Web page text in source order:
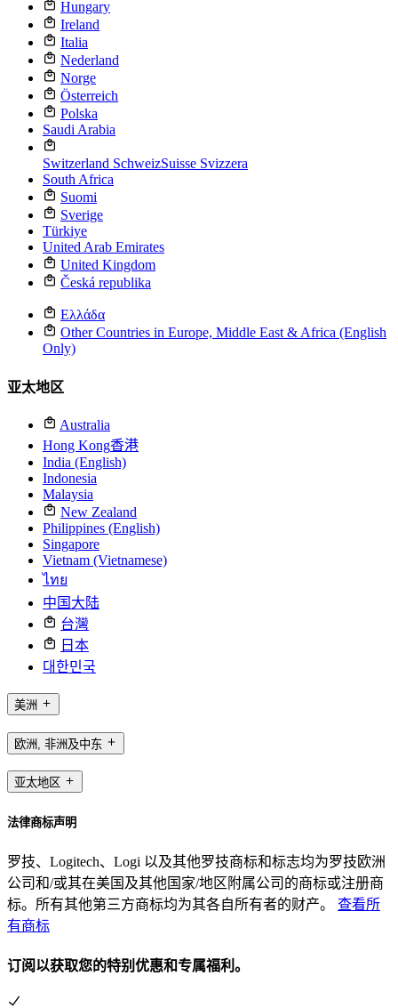
Hungary
Ireland
Italia
Nederland
Norge
Österreich
Polska
Saudi Arabia
Switzerland SchweizSuisse Svizzera
South Africa
Suomi
Sverige
Türkiye
United Arab Emirates
United Kingdom
Česká republika
Ελλάδα
Other Countries in Europe, Middle East & Africa (English
Only)
亚太地区
Australia
Hong Kong香港
India (English)
Indonesia
Malaysia
New Zealand
Philippines (English)
Singapore
Vietnam (Vietnamese)
ไทย
中国大陆
台灣
日本
대한민국
美洲
欧洲, 非洲及中东
亚太地区
法律商标声明
罗技、Logitech、Logi 以及其他罗技商标和标志均为罗技欧洲
公司和/或其在美国及其他国家/地区附属公司的商标或注册商
标。所有其他第三方商标均为其各自所有者的财产。 查看所
有商标
订阅以获取您的特别优惠和专属福利。